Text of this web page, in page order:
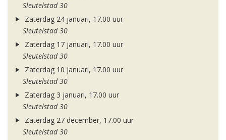
Sleutelstad 30
Zaterdag 24 januari, 17.00 uur
Sleutelstad 30
Zaterdag 17 januari, 17.00 uur
Sleutelstad 30
Zaterdag 10 januari, 17.00 uur
Sleutelstad 30
Zaterdag 3 januari, 17.00 uur
Sleutelstad 30
Zaterdag 27 december, 17.00 uur
Sleutelstad 30